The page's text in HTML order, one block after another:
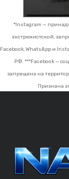
*Instagram —
экстремистской,
Facebook, WhatsApp и
РФ. ***Facebook —
запрещена на
Признана